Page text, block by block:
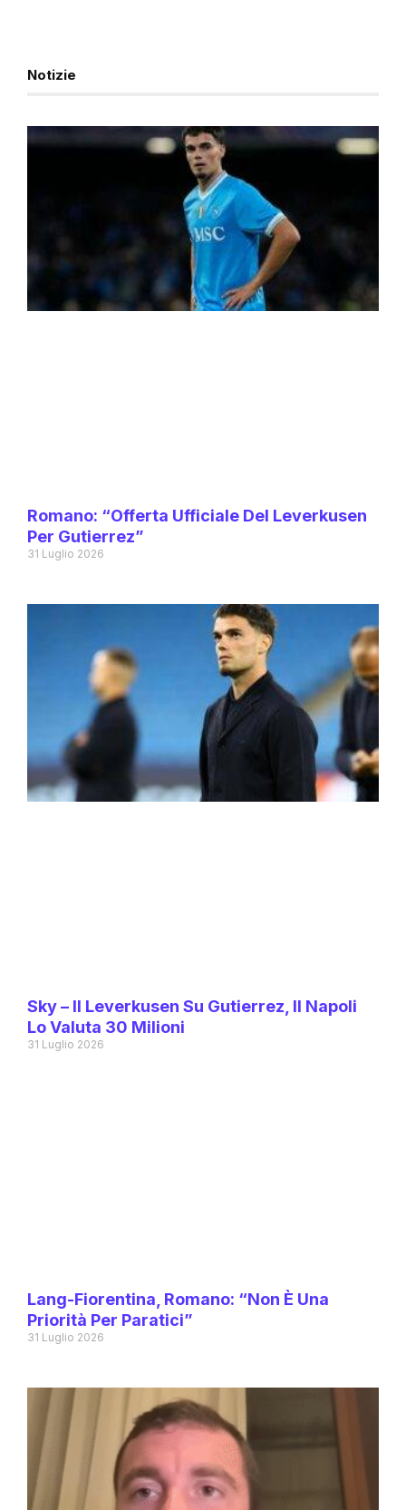
Notizie
Romano: “Offerta Ufficiale Del Leverkusen
Per Gutierrez”
31 Luglio 2026
Sky – Il Leverkusen Su Gutierrez, Il Napoli
Lo Valuta 30 Milioni
31 Luglio 2026
Lang-Fiorentina, Romano: “Non È Una
Priorità Per Paratici”
31 Luglio 2026